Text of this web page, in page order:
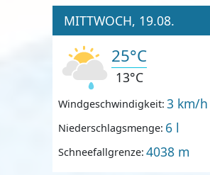
MITTWOCH, 19.08.
25°C
13°C
Windgeschwindigkeit: 3 km/h
Niederschlagsmenge: 6 l
Schneefallgrenze: 4038 m